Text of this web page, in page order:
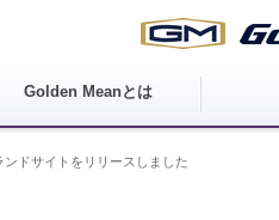
Golden Meanとは
ンドサイトをリリースしました